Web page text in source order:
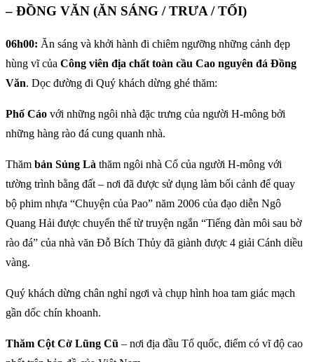
– ĐỒNG VĂN (ĂN SÁNG / TRƯA / TỐI)
06h00: Ăn sáng và khởi hành đi chiêm ngưỡng những cảnh đẹp
hùng vĩ của Công viên địa chất toàn cầu Cao nguyên đá Đồng
Văn. Dọc đường đi Quý khách dừng ghé thăm:
Phố Cáo với những ngôi nhà đặc trưng của người H-mông bởi
những hàng rào đá cung quanh nhà.
Thăm bản Sủng Là thăm ngôi nhà Cổ của người H-mông với
tường trình bằng đất – nơi đã được sử dụng làm bối cảnh để quay
bộ phim nhựa “Chuyện của Pao” năm 2006 của đạo diễn Ngô
Quang Hải được chuyển thể từ truyện ngắn “Tiếng đàn môi sau bờ
rào đá” của nhà văn Đỗ Bích Thủy đã giành được 4 giải Cánh diều
vàng.
Quý khách dừng chân nghỉ ngơi và chụp hình hoa tam giác mạch
gần dốc chín khoanh.
Thăm Cột Cờ Lũng Cũ – nơi địa đầu Tổ quốc, điểm có vĩ độ cao